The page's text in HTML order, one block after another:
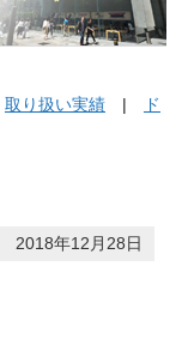
取り扱い実績|
ド
2018年12月28日